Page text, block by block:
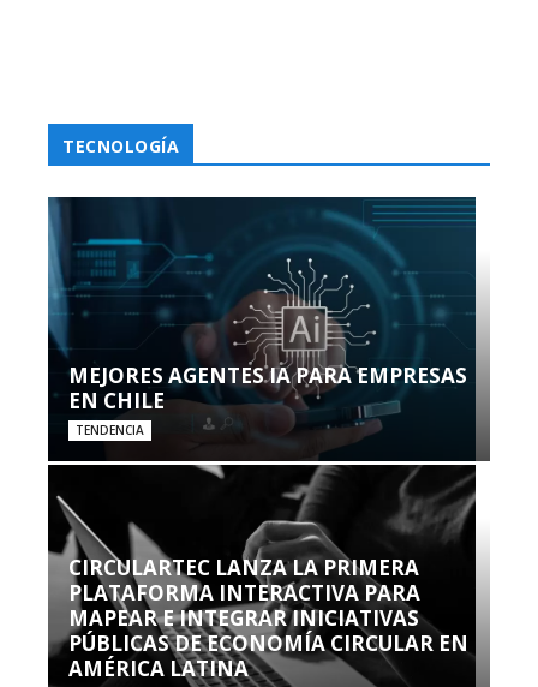
TECNOLOGÍA
MEJORES AGENTES IA PARA EMPRESAS
EN CHILE
TENDENCIA
CIRCULARTEC LANZA LA PRIMERA
PLATAFORMA INTERACTIVA PARA
MAPEAR E INTEGRAR INICIATIVAS
PÚBLICAS DE ECONOMÍA CIRCULAR EN
AMÉRICA LATINA